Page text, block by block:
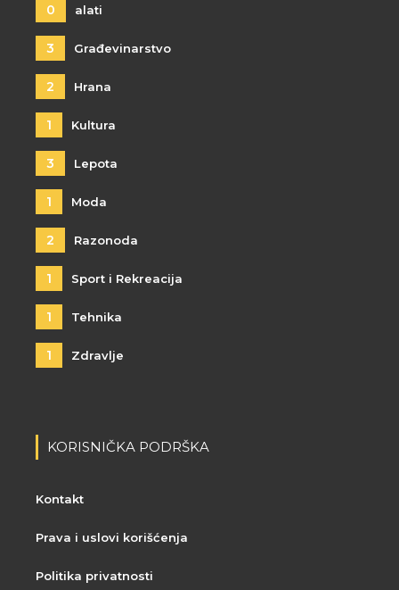
0 alati
3 Građevinarstvo
2 Hrana
1 Kultura
3 Lepota
1 Moda
2 Razonoda
1 Sport i Rekreacija
1 Tehnika
1 Zdravlje
KORISNIČKA PODRŠKA
Kontakt
Prava i uslovi korišćenja
Politika privatnosti